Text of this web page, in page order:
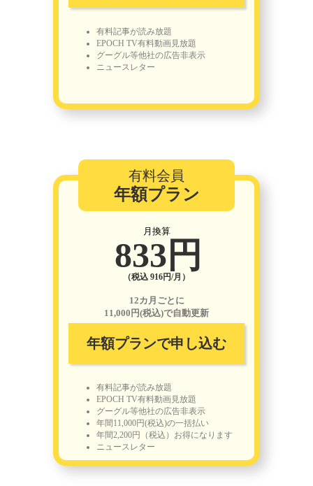
有料記事が読み放題
EPOCH TV有料動画見放題
グーグル等他社の広告非表示
ニュースレター
有料会員
年額プラン
月換算
833円
（税込 916円/月）
12カ月ごとに
11,000円(税込)で自動更新
年額プランで申し込む
有料記事が読み放題
EPOCH TV有料動画見放題
グーグル等他社の広告非表示
年間11,000円(税込)の一括払い
年間2,200円（税込）お得になります
ニュースレター